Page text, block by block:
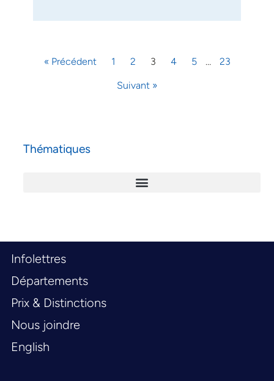
« Précédent 1 2 3 4 5 … 23
Suivant »
Thématiques
Infolettres
Départements
Prix & Distinctions
Nous joindre
English